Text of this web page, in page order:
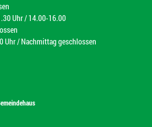
Uhr / 14.00-16.00
Uhr / Nachmittag geschlossen